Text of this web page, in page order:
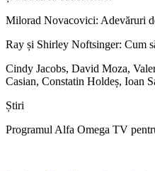
Milorad Novacovici: Adevăruri
Ray și Shirley Noftsinger: Cum
Cindy Jacobs, David Moza,
Casian, Constatin Holdeș, Ioan
Știri
Programul Alfa Omega TV